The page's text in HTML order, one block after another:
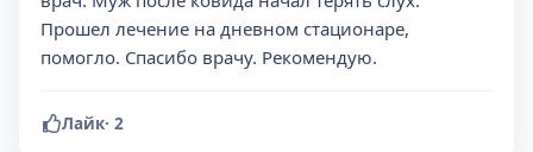
Прошел лечение на дневном стационаре,
помогло. Спасибо врачу. Рекомендую.
Лайк· 2